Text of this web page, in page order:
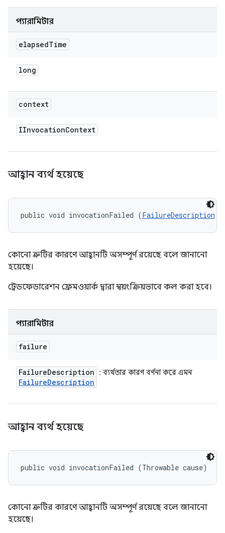
প্যারামিটার
elapsedTime
long
context
IInvocationContext
আহ্বান ব্যর্থ হয়েছে
public void invocationFailed (FailureDescription
কোনো ত্রুটির কারণে আহ্বানটি অসম্পূর্ণ রয়েছে বলে জানানো
হয়েছে।
ট্রেডফেডারেশন ফ্রেমওয়ার্ক দ্বারা স্বয়ংক্রিয়ভাবে কল করা হবে।
প্যারামিটার
failure
FailureDescription : ব্যর্থতার কারণ বর্ণনা করে এমন
FailureDescription
আহ্বান ব্যর্থ হয়েছে
public void invocationFailed (Throwable cause)
কোনো ত্রুটির কারণে আহ্বানটি অসম্পূর্ণ রয়েছে বলে জানানো
হয়েছে।